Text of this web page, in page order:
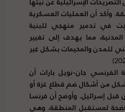
وأكد أن العمليات العسكرية
في تدمير منهجي للبنية
المدنية، مما يهدف إلى تغيير
للمدن والمخيمات بشكل غير
الفرنسي جان-نويل بارات أن
من أشكال ضم قطاع غزة أو
قبل إسرائيل. وأوضح أن فرنسا
لمستقبل المنطقة، وهي